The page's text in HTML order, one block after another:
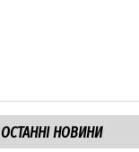
ОСТАННІ НОВИНИ